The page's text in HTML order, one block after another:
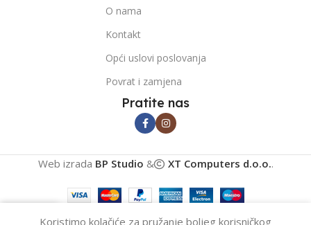
O nama
Kontakt
Opći uslovi poslovanja
Povrat i zamjena
Pratite nas
Web izrada BP Studio & XT Computers d.o.o..
Koristimo kolačiće za pružanje boljeg korisničkog